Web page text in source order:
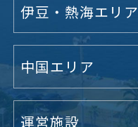
伊豆・熱海エリア
中国エリア
運営施設